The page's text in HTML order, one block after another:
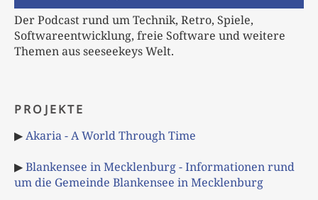
Der Podcast rund um Technik, Retro, Spiele,
Softwareentwicklung, freie Software und weitere
Themen aus seeseekeys Welt.
PROJEKTE
▶Akaria - A World Through Time
▶Blankensee in Mecklenburg - Informationen rund
um die Gemeinde Blankensee in Mecklenburg